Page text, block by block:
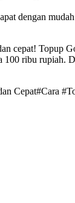
dengan
cepat! Topup
ribu rupiah.
Cepat#Cara